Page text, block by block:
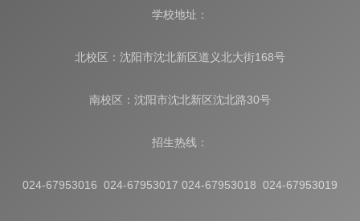
学校地址：
北校区：沈阳市沈北新区道义北大街168号
南校区：沈阳市沈北新区沈北路30号
招生热线：
024-67953016 024-67953017 024-67953018 024-67953019